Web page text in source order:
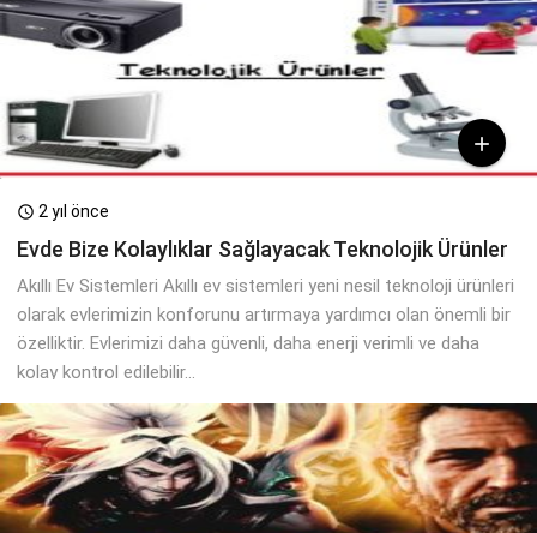

 2 yıl önce
Evde Bize Kolaylıklar Sağlayacak Teknolojik Ürünler
Akıllı Ev Sistemleri Akıllı ev sistemleri yeni nesil teknoloji ürünleri
olarak evlerimizin konforunu artırmaya yardımcı olan önemli bir
özelliktir. Evlerimizi daha güvenli, daha enerji verimli ve daha
kolay kontrol edilebilir...